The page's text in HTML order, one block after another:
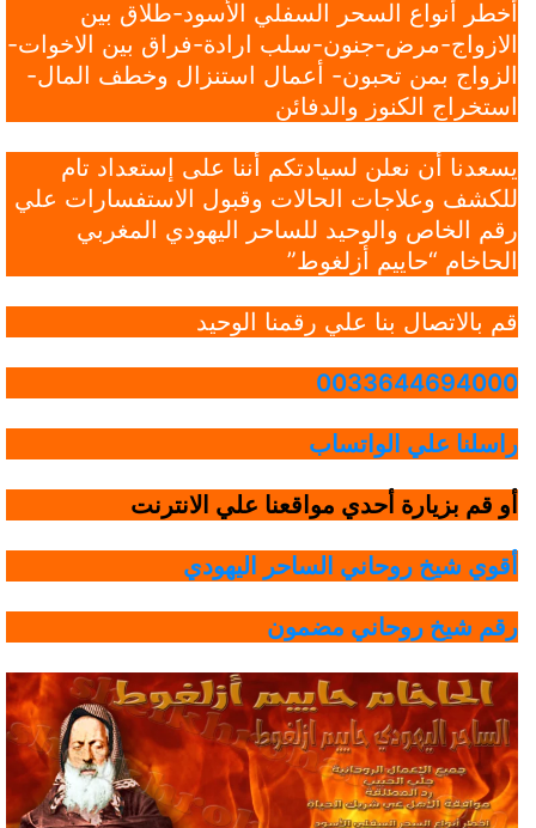
أخطر أنواع السحر السفلي الأسود-طلاق بين
الازواج-مرض-جنون-سلب ارادة-فراق بين الاخوات-
الزواج بمن تحبون- أعمال استنزال وخطف المال-
استخراج الكنوز والدفائن
يسعدنا أن نعلن لسيادتكم أننا على إستعداد تام
للكشف وعلاجات الحالات وقبول الاستفسارات علي
رقم الخاص والوحيد للساحر اليهودي المغربي
الحاخام “حاييم أزلغوط”
قم بالاتصال بنا علي رقمنا الوحيد
0033644694000
راسلنا علي الواتساب
أو قم بزيارة أحدي مواقعنا علي الانترنت
أقوي شيخ روحاني الساحر اليهودي
رقم شيخ روحاني مضمون